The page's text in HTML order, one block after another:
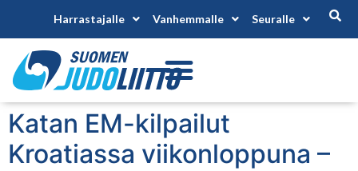
Harrastajalle Vanhemmalle Seuralle
Katan EM-kilpailut
Kroatiassa viikonloppuna –